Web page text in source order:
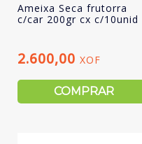
Ameixa Seca frutorra
c/car 200gr cx c/10unid
2.600,00 XOF
COMPRAR